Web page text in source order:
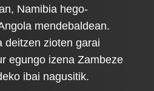
Namibia hego-
mendebaldean.
deitzen zioten garai
egungo izena Zambeze
ibai nagusitik.